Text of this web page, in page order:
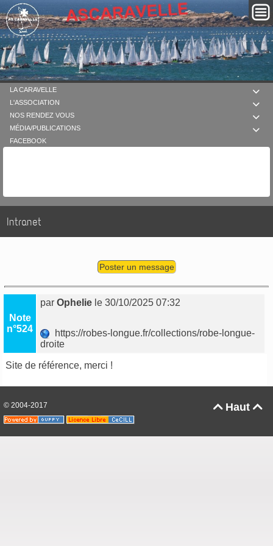

LA CARAVELLE

L'ASSOCIATION

NOS RENDEZ VOUS

MÉDIA/PUBLICATIONS
FACEBOOK
Intranet
Poster un message
Note
n°524
parOphelie le 30/10/2025 07:32
https://robes-longue.fr/collections/robe-longue-
droite
Site de référence, merci !
Haut 
© 2004-2017